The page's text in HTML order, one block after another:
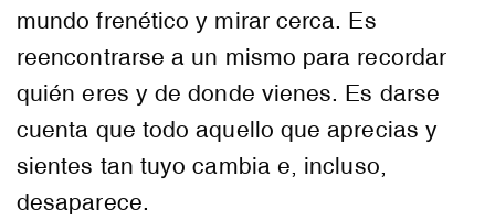
mundo frenético y mirar cerca. Es
reencontrarse a un mismo para recordar
quién eres y de donde vienes. Es darse
cuenta que todo aquello que aprecias y
sientes tan tuyo cambia e, incluso,
desaparece.